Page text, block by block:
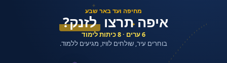
✦
✦
מחיפה ועד באר שבע
איפה תרצולזנק?
6 ערים · 8 כיתות לימוד
בוחרים עיר, שולחים לוויז, מגיעים ללמוד.